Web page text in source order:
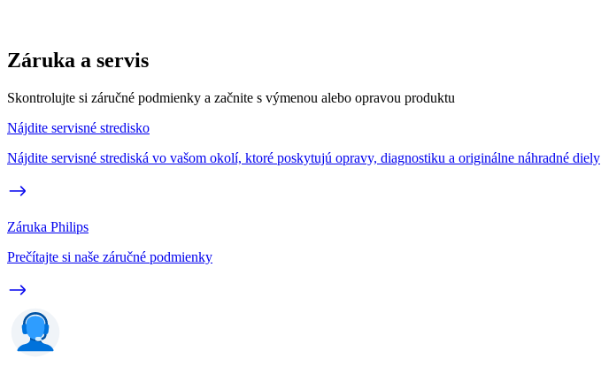
Záruka a servis
Skontrolujte si záručné podmienky a začnite s výmenou alebo opravou produktu
Nájdite servisné stredisko
Nájdite servisné strediská vo vašom okolí, ktoré poskytujú opravy, diagnostiku a originálne náhradné diely
Záruka Philips
Prečítajte si naše záručné podmienky